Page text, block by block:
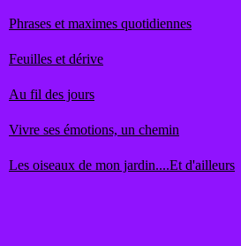
Phrases et maximes quotidiennes
Feuilles et dérive
Au fil des jours
Vivre ses émotions, un chemin
Les oiseaux de mon jardin....Et d'ailleurs